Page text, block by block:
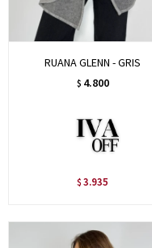
RUANA GLENN - GRIS
$ 4.800
$ 3.935